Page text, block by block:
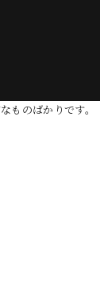
ものばかりです。